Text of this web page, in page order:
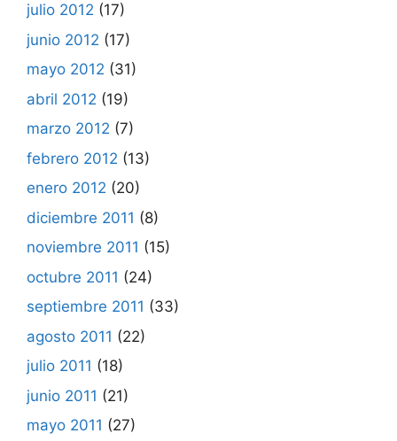
julio 2012 (17)
junio 2012 (17)
mayo 2012 (31)
abril 2012 (19)
marzo 2012 (7)
febrero 2012 (13)
enero 2012 (20)
diciembre 2011 (8)
noviembre 2011 (15)
octubre 2011 (24)
septiembre 2011 (33)
agosto 2011 (22)
julio 2011 (18)
junio 2011 (21)
mayo 2011 (27)